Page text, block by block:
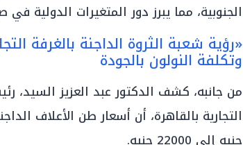
الجنوبية، مما يبرز دور المتغيرات الدولية
«رؤية شعبة الثروة الداجنة بالغرفة
وتكلفة النولون بالجودة
من جانبه، كشف الدكتور عبد العزيز السيد،
جنيه إلى 22000 جنيه.